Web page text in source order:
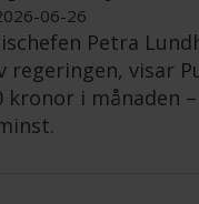
06-26
Petra
regeringen, visar
kronor i månaden